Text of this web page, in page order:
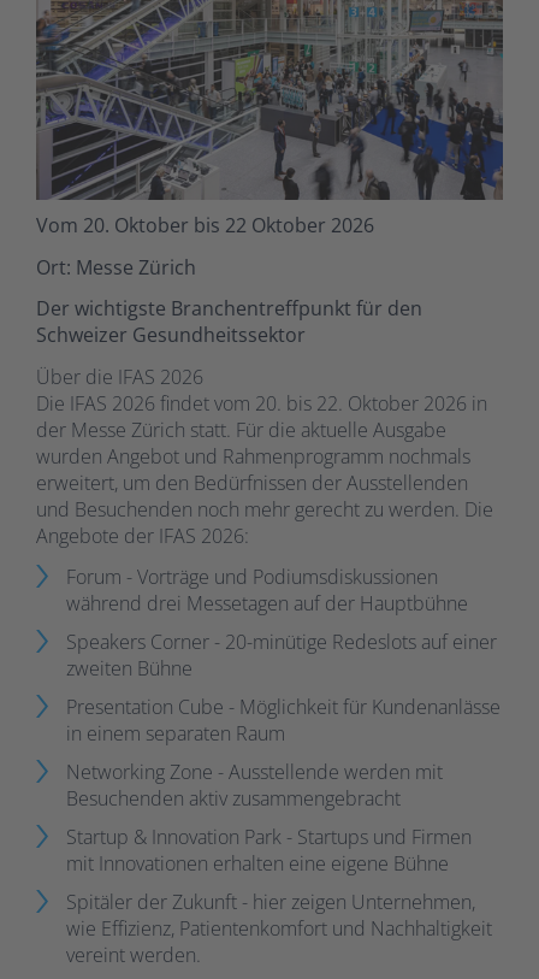
Vom 20. Oktober bis 22 Oktober 2026
Ort: Messe Zürich
Der wichtigste Branchentreffpunkt für den
Schweizer Gesundheitssektor
Über die IFAS 2026
Die IFAS 2026 findet vom 20. bis 22. Oktober 2026 in
der Messe Zürich statt. Für die aktuelle Ausgabe
wurden Angebot und Rahmenprogramm nochmals
erweitert, um den Bedürfnissen der Ausstellenden
und Besuchenden noch mehr gerecht zu werden. Die
Angebote der IFAS 2026:
Forum - Vorträge und Podiumsdiskussionen
während drei Messetagen auf der Hauptbühne
Speakers Corner - 20-minütige Redeslots auf einer
zweiten Bühne
Presentation Cube - Möglichkeit für Kundenanlässe
in einem separaten Raum
Networking Zone - Ausstellende werden mit
Besuchenden aktiv zusammengebracht
Startup & Innovation Park - Startups und Firmen
mit Innovationen erhalten eine eigene Bühne
Spitäler der Zukunft - hier zeigen Unternehmen,
wie Effizienz, Patientenkomfort und Nachhaltigkeit
vereint werden.